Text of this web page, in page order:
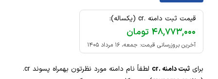
قیمت ثبت دامنه .cr (یکساله):
۴۸,۷۷۳,۰۰۰ تومان
آخرین بروزرسانی قیمت: جمعه، ۱۶ مرداد ۱۴۰۵
برای ثبت دامنه .cr لطفاً نام دامنه مورد نظرتون بهمراه پسوند .cr